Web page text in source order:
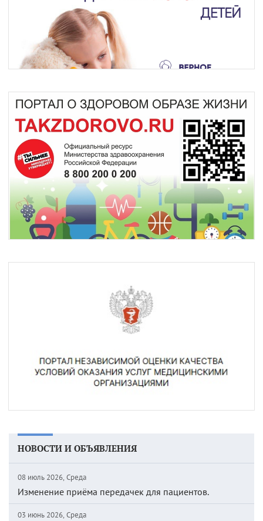
НОВОСТИ И ОБЪЯВЛЕНИЯ
08 июль 2026, Среда
Изменение приёма передачек для пациентов.
03 июнь 2026, Среда